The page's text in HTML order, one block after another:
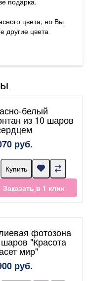
цвета, но Вы
цвета
белый
из 10 шаров
руб.
Купить
Заказать в 1 клик
фотозона
"Красота
мир"
руб.